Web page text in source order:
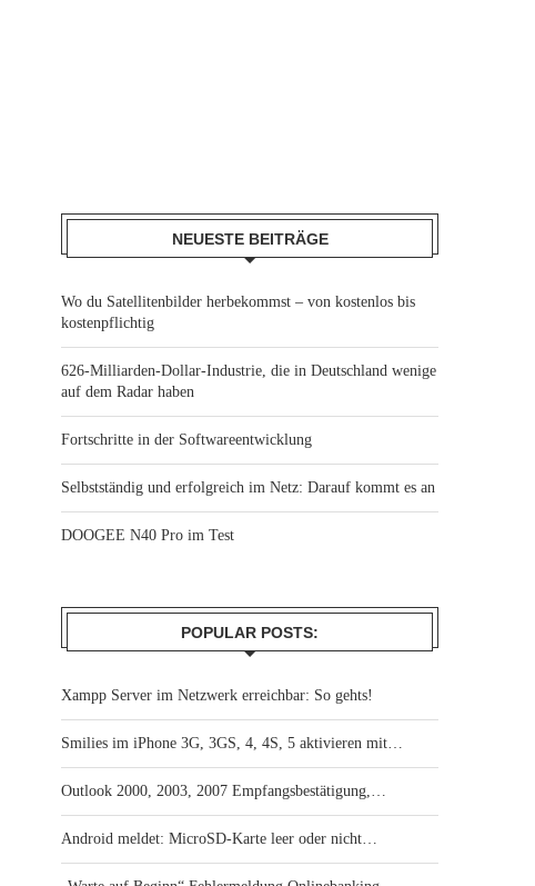
NEUESTE BEITRÄGE
Wo du Satellitenbilder herbekommst – von kostenlos bis
kostenpflichtig
626-Milliarden-Dollar-Industrie, die in Deutschland wenige
auf dem Radar haben
Fortschritte in der Softwareentwicklung
Selbstständig und erfolgreich im Netz: Darauf kommt es an
DOOGEE N40 Pro im Test
POPULAR POSTS:
Xampp Server im Netzwerk erreichbar: So gehts!
Smilies im iPhone 3G, 3GS, 4, 4S, 5 aktivieren mit…
Outlook 2000, 2003, 2007 Empfangsbestätigung,…
Android meldet: MicroSD-Karte leer oder nicht…